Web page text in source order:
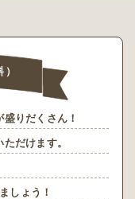
りだくさん！
だけます。
しょう！